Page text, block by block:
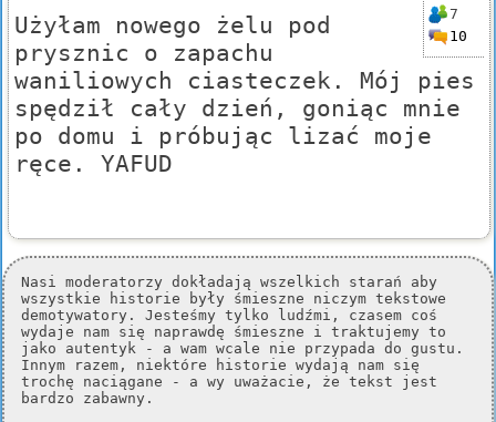
7
10
Użyłam nowego żelu pod
prysznic o zapachu
waniliowych ciasteczek. Mój pies
spędził cały dzień, goniąc mnie
po domu i próbując lizać moje
ręce. YAFUD
Nasi moderatorzy dokładają wszelkich starań aby
wszystkie historie były śmieszne niczym tekstowe
demotywatory. Jesteśmy tylko ludźmi, czasem coś
wydaje nam się naprawdę śmieszne i traktujemy to
jako autentyk - a wam wcale nie przypada do gustu.
Innym razem, niektóre historie wydają nam się
trochę naciągane - a wy uważacie, że tekst jest
bardzo zabawny.